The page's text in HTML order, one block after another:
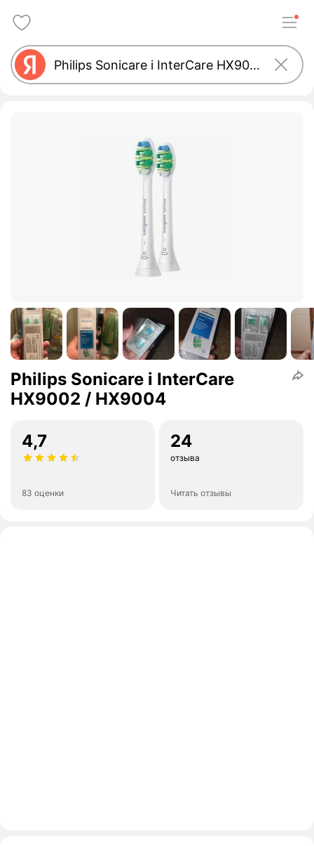
Philips Sonicare i InterCare
HX9002 / HX9004
4,7
83 оценки
24
отзыва
Читать отзывы